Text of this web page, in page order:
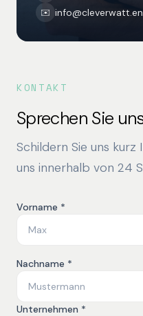
✉️
KONTAKT
Sprechen Sie
Schildern Sie uns
uns innerhalb von 24
Vorname *
Nachname *
Unternehmen *